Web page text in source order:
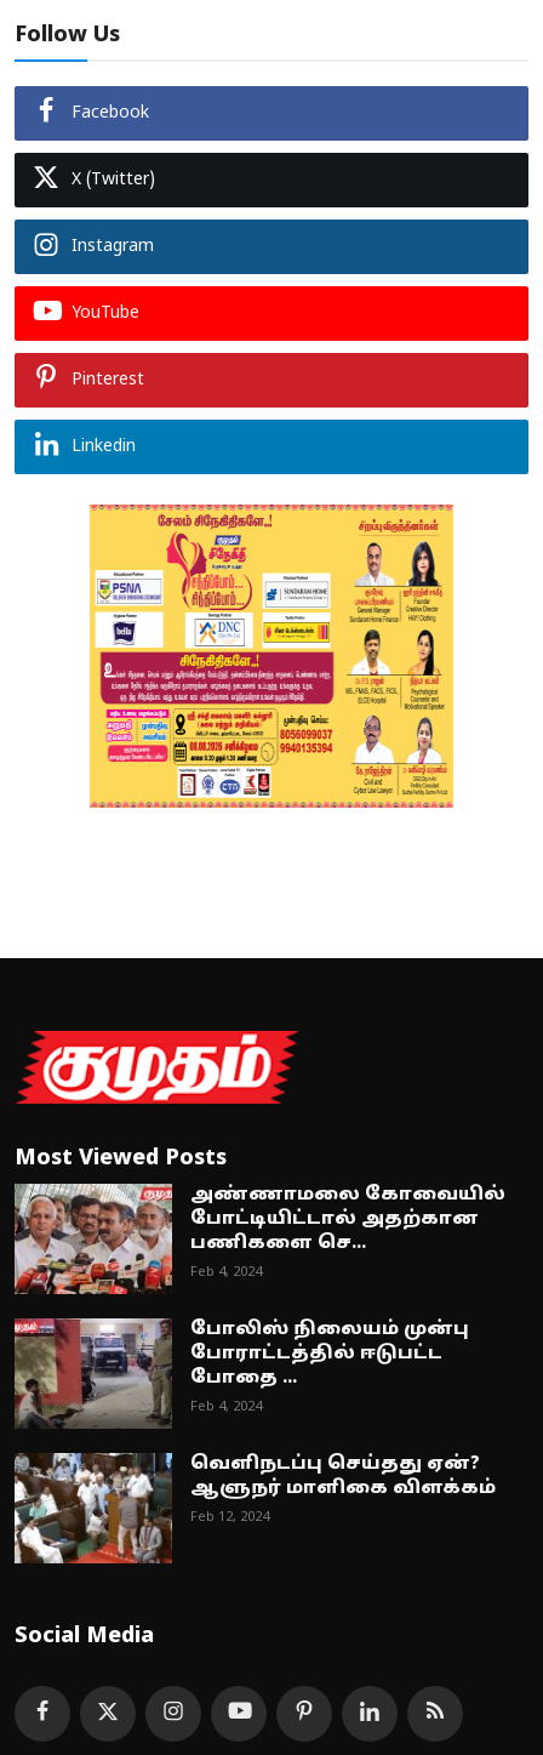
Follow Us
Facebook
X (Twitter)
Instagram
YouTube
Pinterest
Linkedin
Most Viewed Posts
அண்ணாமலை கோவையில்
போட்டியிட்டால் அதற்கான
பணிகளை செ...
Feb 4, 2024
போலிஸ் நிலையம் முன்பு
போராட்டத்தில் ஈடுபட்ட
போதை ...
Feb 4, 2024
வெளிநடப்பு செய்தது ஏன்?
ஆளுநர் மாளிகை விளக்கம்
Feb 12, 2024
Social Media